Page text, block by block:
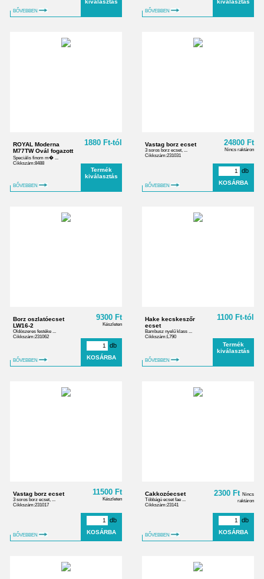
BŐVEBBEN
kiválasztás
BŐVEBBEN
kiválasztás
ROYAL Moderna
M77TW Ovál fogazott
Speciális finom m� ...
Cikkszám:8488
BŐVEBBEN
1880 Ft-tól
Termék
kiválasztás
Vastag borz ecset
3 soros borz ecset, ...
Cikkszám:231031
BŐVEBBEN
24800 Ft
Nincs raktáron
db
Borz oszlatóecset
LW16-2
Oldószeres festéke ...
Cikkszám:231062
BŐVEBBEN
9300 Ft
Készleten
db
Hake kecskeszőr
ecset
Bambusz nyelű klass ...
Cikkszám:L790
BŐVEBBEN
1100 Ft-tól
Termék
kiválasztás
Vastag borz ecset
3 soros borz ecset, ...
Cikkszám:231017
BŐVEBBEN
11500 Ft
Készleten
db
Cakkozóecset
Többágú ecset fae ...
Cikkszám:23141
BŐVEBBEN
2300 Ft Nincs
raktáron
db